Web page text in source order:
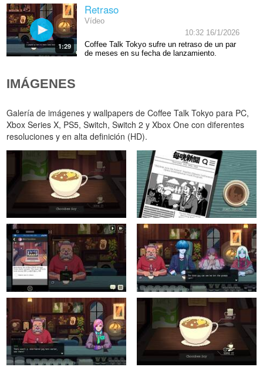
1:29
Retraso
Vídeo
10:32 16/1/2026
Coffee Talk Tokyo sufre un retraso de un par
de meses en su fecha de lanzamiento.
IMÁGENES
Galería de imágenes y wallpapers de Coffee Talk Tokyo para PC,
Xbox Series X, PS5, Switch, Switch 2 y Xbox One con diferentes
resoluciones y en alta definición (HD).